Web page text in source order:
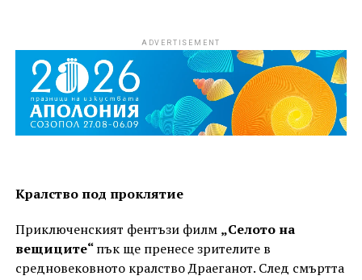
ADVERTISEMENT
Кралство под проклятие
Приключенският фентъзи филм „Селото на
вещиците“пък ще пренесе зрителите в
средновековното кралство Драеганот. След смъртта